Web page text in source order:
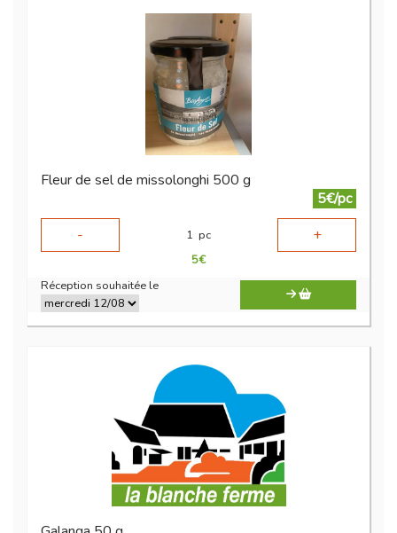
Fleur de sel de missolonghi 500 g
5€/pc
-
1 pc +
5€
Réception souhaitée le